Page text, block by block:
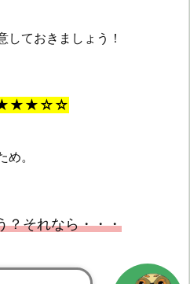
しておきましょう！
。
？それなら・・・